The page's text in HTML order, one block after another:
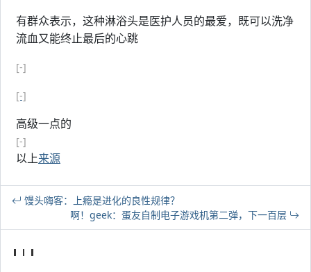
有群众表示，这种淋浴头是医护人员的最爱，既可以洗净
流血又能终止最后的心跳
[-]
[-]
高级一点的
[-]
以上来源
馒头嗨客：上瘾是进化的良性规律？
啊！geek：蛋友自制电子游戏机第二弹，下一百层